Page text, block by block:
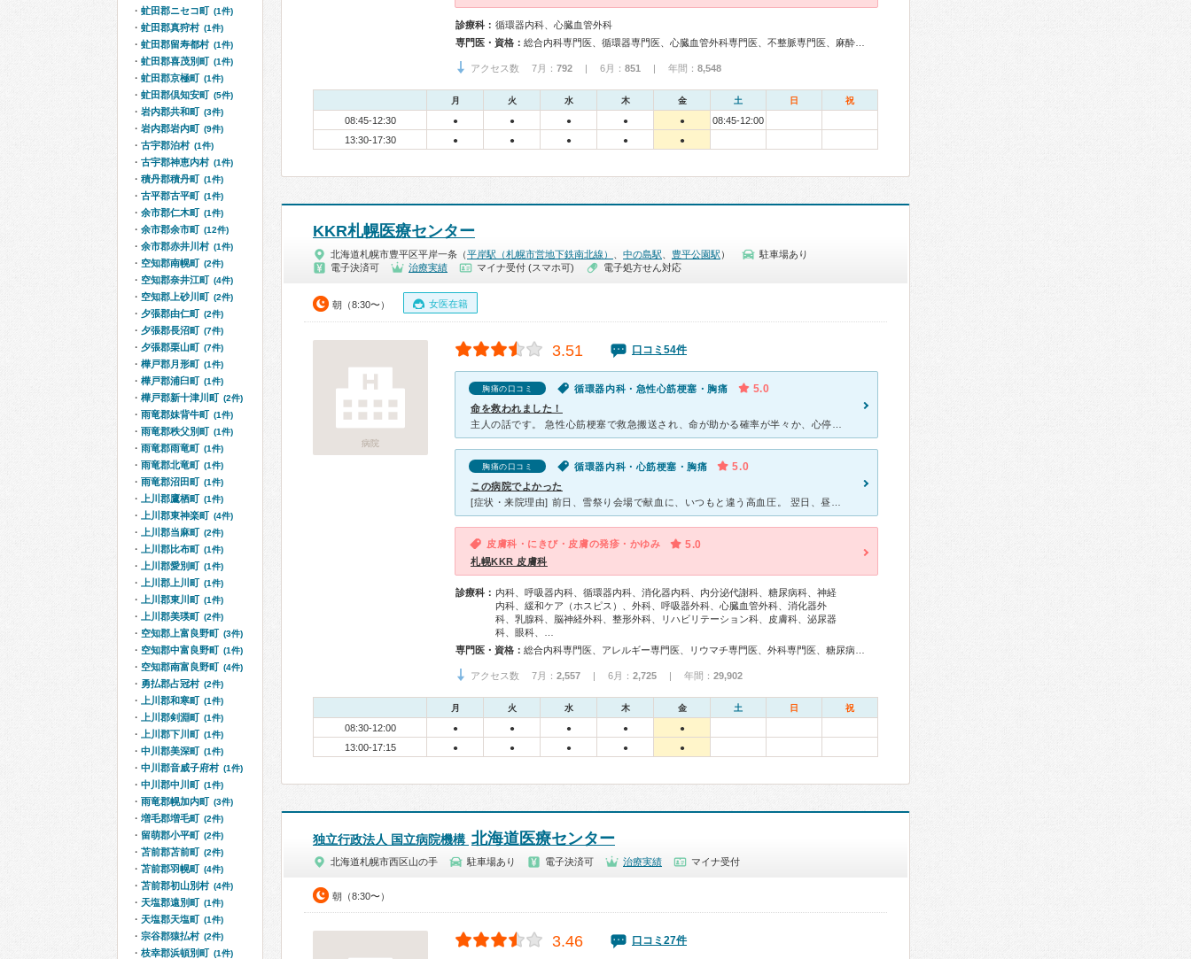
診療科： 循環器内科、心臓血管外科
専門医・資格：
アクセス数 7月： 792 | 6月： 851 | 年間： 8,548
月 火 水 木 金 土 日 祝
08:45-12:30 ● ● ● ● ●
08:45-12:00
13:30-17:30
● ● ● ● ●
KKR札幌医療センター
北海道札幌市豊平区平岸一条（平岸駅（札幌市営地下鉄南北線） 中の島駅 豊平公園駅 ）
駐車場あり
電子決済可
治療実績 マイナ受付 (スマホ可) 電子処方せん対応
朝（8:30〜） 女医在籍
病院
3.51 口コミ54件
胸痛の口コミ 循環器内科・急性心筋梗塞・胸痛 5.0
命を救われました！
胸痛の口コミ 循環器内科・心筋梗塞・胸痛 5.0
この病院でよかった
皮膚科・にきび・皮膚の発疹・かゆみ 5.0
札幌KKR 皮膚科
診療科： 内科、呼吸器内科、循環器内科、消化器内科、内分泌代謝科、糖尿病科、神経
内科、緩和ケア（ホスピス）、外科、呼吸器外科、心臓血管外科、消化器外
科、乳腺科、脳神経外科、整形外科、リハビリテーション科、皮膚科、泌尿器
科、眼科、…
専門医・資格：
アクセス数 7月： 2,557 | 6月： 2,725 | 年間： 29,902
月 火 水 木 金 土 日 祝
08:30-12:00 ● ● ● ● ●
13:00-17:15 ● ● ● ● ●
独立行政法人 国立病院機構 北海道医療センター
北海道札幌市西区山の手 駐車場あり 電子決済可 治療実績 マイナ受付
朝（8:30〜）
3.46 口コミ27件
虻田郡ニセコ町 (1件)
虻田郡真狩村 (1件)
虻田郡留寿都村 (1件)
虻田郡喜茂別町 (1件)
虻田郡京極町 (1件)
虻田郡倶知安町 (5件)
岩内郡共和町 (3件)
岩内郡岩内町 (9件)
古宇郡泊村 (1件)
古宇郡神恵内村 (1件)
積丹郡積丹町 (1件)
古平郡古平町 (1件)
余市郡仁木町 (1件)
余市郡余市町 (12件)
余市郡赤井川村 (1件)
空知郡南幌町 (2件)
空知郡奈井江町 (4件)
空知郡上砂川町 (2件)
夕張郡由仁町 (2件)
夕張郡長沼町 (7件)
夕張郡栗山町 (7件)
樺戸郡月形町 (1件)
樺戸郡浦臼町 (1件)
樺戸郡新十津川町 (2件)
雨竜郡妹背牛町 (1件)
雨竜郡秩父別町 (1件)
雨竜郡雨竜町 (1件)
雨竜郡北竜町 (1件)
雨竜郡沼田町 (1件)
上川郡鷹栖町 (1件)
上川郡東神楽町 (4件)
上川郡当麻町 (2件)
上川郡比布町 (1件)
上川郡愛別町 (1件)
上川郡上川町 (1件)
上川郡東川町 (1件)
上川郡美瑛町 (2件)
空知郡上富良野町 (3件)
空知郡中富良野町 (1件)
空知郡南富良野町 (4件)
勇払郡占冠村 (2件)
上川郡和寒町 (1件)
上川郡剣淵町 (1件)
上川郡下川町 (1件)
中川郡美深町 (1件)
中川郡音威子府村 (1件)
中川郡中川町 (1件)
雨竜郡幌加内町 (3件)
増毛郡増毛町 (2件)
留萌郡小平町 (2件)
苫前郡苫前町 (2件)
苫前郡羽幌町 (4件)
苫前郡初山別村 (4件)
天塩郡遠別町 (1件)
天塩郡天塩町 (1件)
宗谷郡猿払村 (2件)
枝幸郡浜頓別町 (1件)